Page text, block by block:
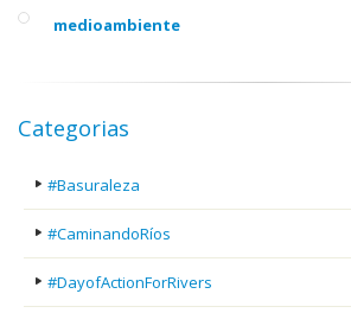
medioambiente
Categorias
#Basuraleza
#CaminandoRíos
#DayofActionForRivers